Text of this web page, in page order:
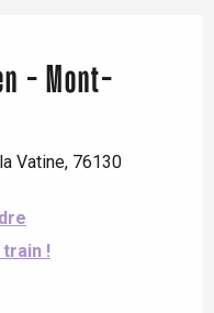
- Mont-
Vatine, 76130
!